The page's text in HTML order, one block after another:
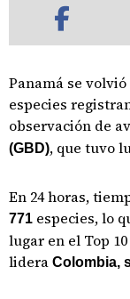
Panamá se
especies
observación de
(GBD), que tuvo
En 24 horas,
771 especies, lo
lugar en el Top
lidera Colombia,